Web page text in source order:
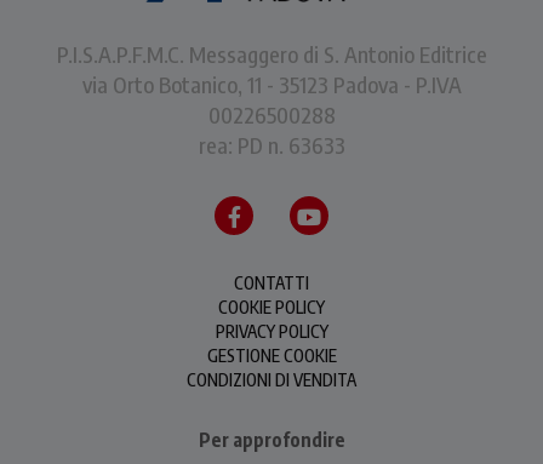
P.I.S.A.P.F.M.C. Messaggero di S. Antonio Editrice
via Orto Botanico, 11 - 35123 Padova - P.IVA
00226500288
rea: PD n. 63633
CONTATTI
COOKIE POLICY
PRIVACY POLICY
GESTIONE COOKIE
CONDIZIONI DI VENDITA
Per approfondire